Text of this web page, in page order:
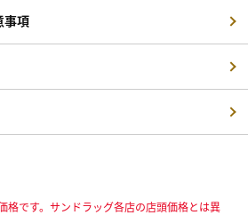
事項
です。サンドラッグ各店の店頭価格とは異